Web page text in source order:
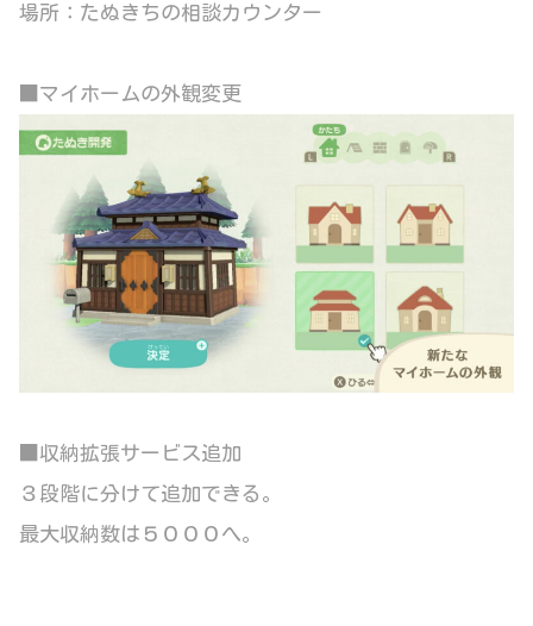
場所：たぬきちの相談カウンター
■マイホームの外観変更
■収納拡張サービス追加
３段階に分けて追加できる。
最大収納数は５０００へ。